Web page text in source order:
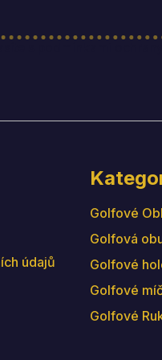
údajů
Golfové
Golfová
Golfové
Golfové
Golfové